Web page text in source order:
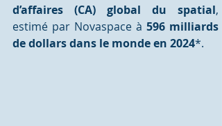
d’affaires (CA) global du spatial,
estimé par Novaspace à 596 milliards
de dollars dans le monde en 2024*.